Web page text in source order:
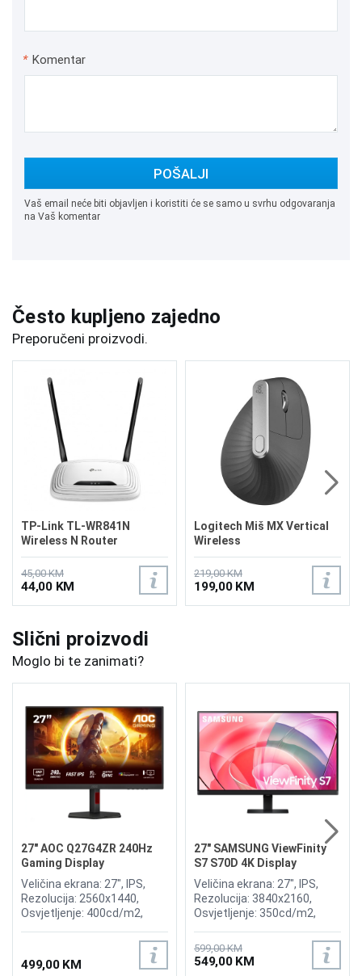
* Komentar
POŠALJI
Vaš email neće biti objavljen i koristiti će se samo u svrhu odgovaranja
na Vaš komentar
Često kupljeno zajedno
Preporučeni proizvodi.
TP-Link TL-WR841N
Wireless N Router
45,00 KM
44,00 KM
Logitech Miš MX Vertical
Wireless
219,00 KM
199,00 KM
Slični proizvodi
Moglo bi te zanimati?
27" AOC Q27G4ZR 240Hz
Gaming Display
Veličina ekrana: 27", IPS,
Rezolucija: 2560x1440,
Osvjetljenje: 400cd/m2,
SYNC, Priključci: HDMI 2x 2.0,
499,00 KM
27" SAMSUNG ViewFinity
S7 S70D 4K Display
Veličina ekrana: 27", IPS,
Rezolucija: 3840x2160,
Osvjetljenje: 350cd/m2,
FreeSync, Vrijeme odziva:
5ms, Priključci: HDMI,
Displayport
599,00 KM
549,00 KM